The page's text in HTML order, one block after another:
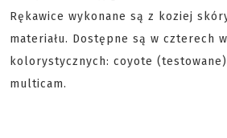
Rękawice wykonane są z koziej
materiału. Dostępne są w czterech
kolorystycznych: coyote
multicam.